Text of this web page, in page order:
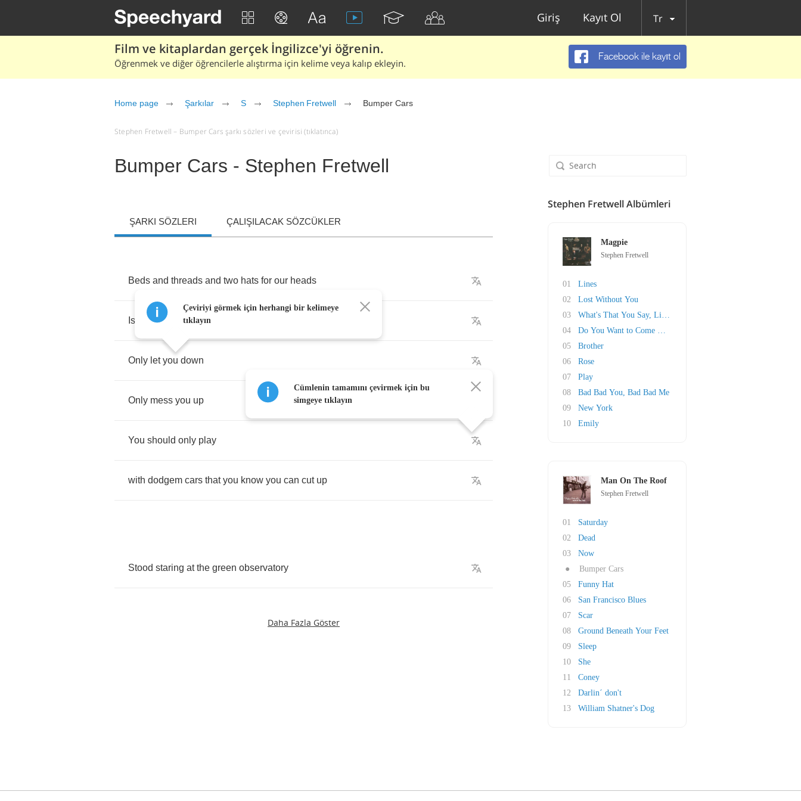
Giriş Kayıt Ol Tr
Film ve kitaplardan gerçek İngilizce'yi öğrenin.
Öğrenmek ve diğer öğrencilerle alıştırma için kelime veya kalıp ekleyin.
Facebook ile kayıt ol
Home page Şarkılar S Stephen Fretwell Bumper Cars
Stephen Fretwell – Bumper Cars şarkı sözleri ve çevirisi (tıklatınca)
Bumper Cars - Stephen Fretwell
ŞARKI SÖZLERI ÇALIŞILACAK SÖZCÜKLER
Beds and threads and two hats for our heads
Is not the kind of jazz
Only let you down
Only mess you up
You should only play
with dodgem cars that you know you can cut up
Stood staring at the green observatory
Daha Fazla Göster
Çeviriyi görmek için herhangi bir kelimeye
tıklayın
Cümlenin tamamını çevirmek için bu
simgeye tıklayın
Stephen Fretwell Albümleri
Magpie
Stephen Fretwell
01
Lines
02
Lost Without You
03
What's That You Say, Little Girl
04
Do You Want to Come With
05
Brother
06
Rose
07
Play
08
Bad Bad You, Bad Bad Me
09
New York
10
Emily
Man On The Roof
Stephen Fretwell
01
Saturday
02
Dead
03
Now
●
Bumper Cars
05
Funny Hat
06
San Francisco Blues
07
Scar
08
Ground Beneath Your Feet
09
Sleep
10
She
11
Coney
12
Darlin´ don't
13
William Shatner's Dog